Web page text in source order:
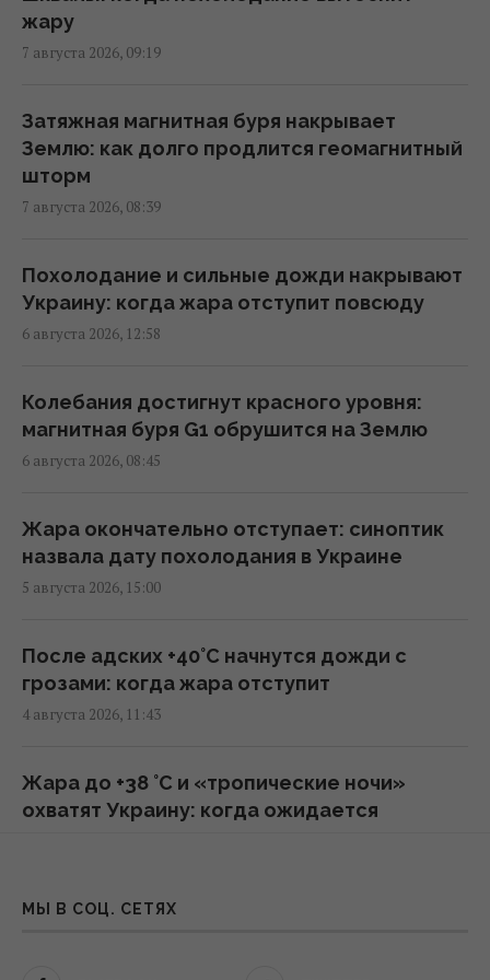
11:46 пятница, 07 августа 2026
реакцией властей на инцидент с
российской ракетой, – опрос
11:39 пятница, 07 августа 2026
больше выходит из-под контроля, -
Bloomberg
11:26 пятница, 07 августа 2026
Есть еще много целей: глава Rheinmetall
сделал жесткое предупреждение о
российских дронах
В Сумской области оккупанты ударили по
людям на рынке: много пострадавших
Генсек ООН осудил массированные удары
по Украине, но назвал эскалацией атаки в
жару
7 августа 2026, 09:19
Затяжная магнитная буря накрывает
Землю: как долго продлится геомагнитный
шторм
7 августа 2026, 08:39
Похолодание и сильные дожди накрывают
Украину: когда жара отступит повсюду
6 августа 2026, 12:58
Колебания достигнут красного уровня:
магнитная буря G1 обрушится на Землю
6 августа 2026, 08:45
Жара окончательно отступает: синоптик
назвала дату похолодания в Украине
5 августа 2026, 15:00
После адских +40°C начнутся дожди с
грозами: когда жара отступит
4 августа 2026, 11:43
Жара до +38 °С и «тропические ночи»
охватят Украину: когда ожидается
МЫ В СОЦ. СЕТЯХ